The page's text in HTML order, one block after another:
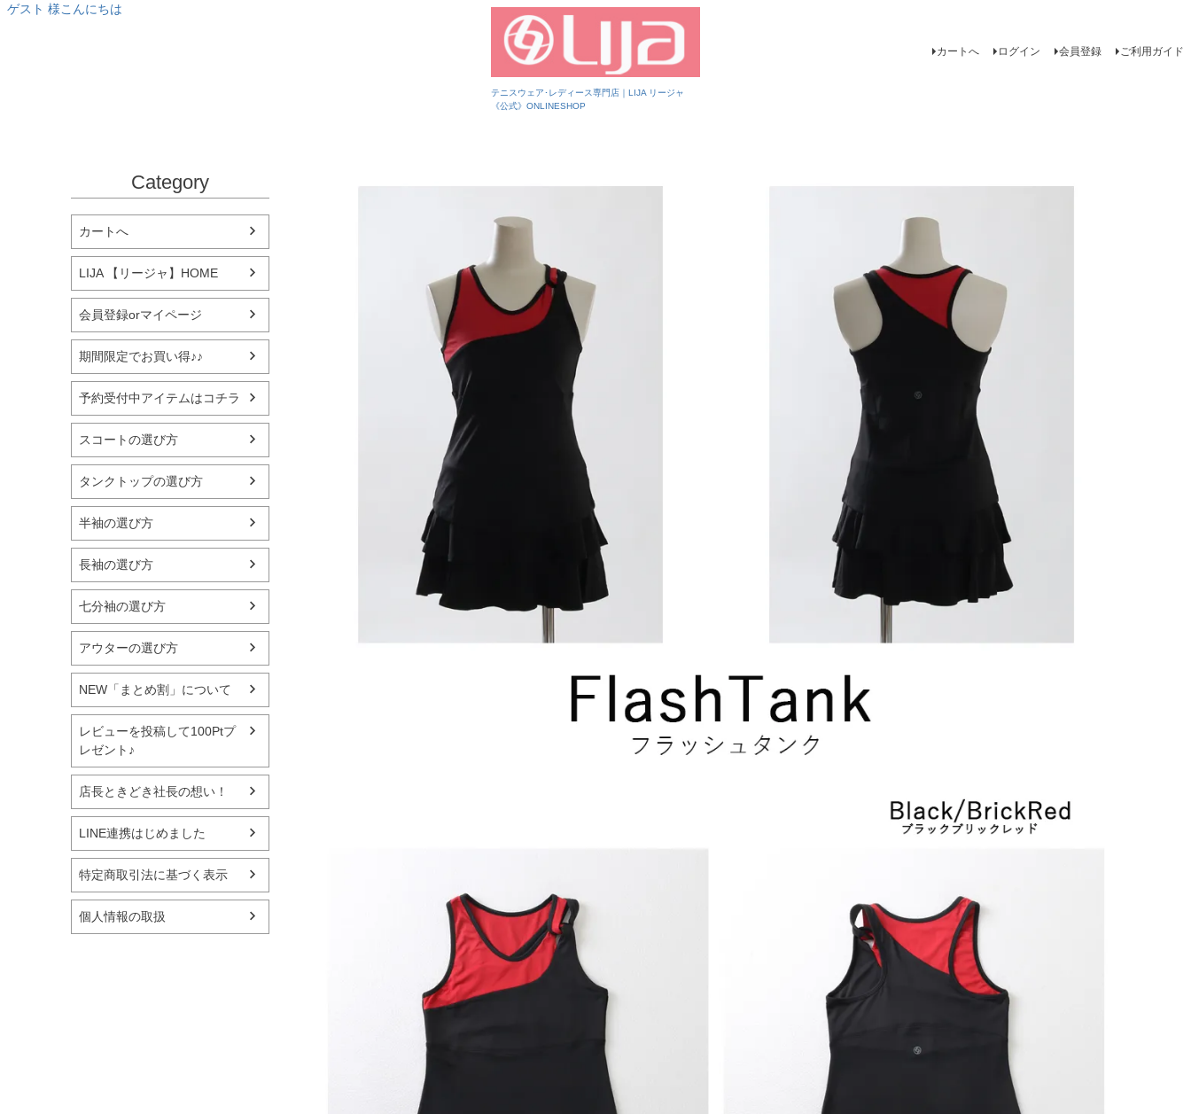
テニスウェア･レディース専門店｜LIJA リージャ
《公式》ONLINESHOP
ゲスト 様こんにちは
カートへ ログイン 会員登録 ご利用ガイド
Category
カートへ
LIJA 【リージャ】HOME
会員登録orマイページ
期間限定でお買い得♪♪
予約受付中アイテムはコチラ
スコートの選び方
タンクトップの選び方
半袖の選び方
長袖の選び方
七分袖の選び方
アウターの選び方
NEW「まとめ割」について
レビューを投稿して100Ptプ
レゼント♪
店長ときどき社長の想い！
LINE連携はじめました
特定商取引法に基づく表示
個人情報の取扱